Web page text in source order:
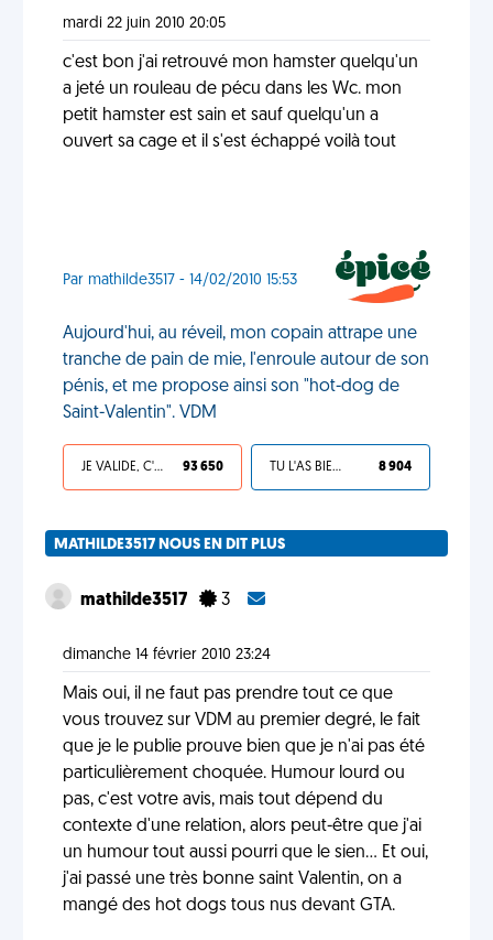
mardi 22 juin 2010 20:05
c'est bon j'ai retrouvé mon hamster quelqu'un
a jeté un rouleau de pécu dans les Wc. mon
petit hamster est sain et sauf quelqu'un a
ouvert sa cage et il s'est échappé voilà tout
Par mathilde3517 - 14/02/2010 15:53
Aujourd'hui, au réveil, mon copain attrape une
tranche de pain de mie, l'enroule autour de son
pénis, et me propose ainsi son "hot-dog de
Saint-Valentin". VDM
JE VALIDE, C'EST UNE VDM 93 650 TU L'AS BIEN MÉRITÉ 8 904
MATHILDE3517 NOUS EN DIT PLUS
mathilde3517 3
dimanche 14 février 2010 23:24
Mais oui, il ne faut pas prendre tout ce que
vous trouvez sur VDM au premier degré, le fait
que je le publie prouve bien que je n'ai pas été
particulièrement choquée. Humour lourd ou
pas, c'est votre avis, mais tout dépend du
contexte d'une relation, alors peut-être que j'ai
un humour tout aussi pourri que le sien... Et oui,
j'ai passé une très bonne saint Valentin, on a
mangé des hot dogs tous nus devant GTA.